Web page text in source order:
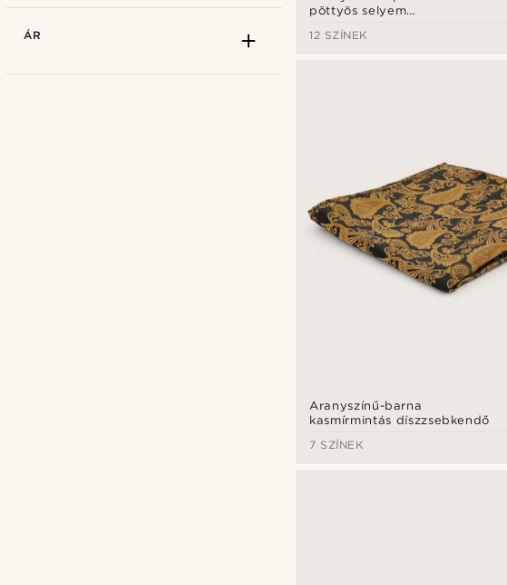
pöttyös selyem
12 SZÍNEK
Aranyszínű-barna
kasmírmintás díszzsebkendő
7 SZÍNEK
ÁR